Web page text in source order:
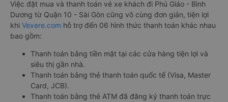
Việc đặt mua và thanh toán vé xe khách đi Phú Giáo - Bình
Dương từ Quận 10 - Sài Gòn cũng vô cùng đơn giản, tiện lợi
khi Vexere.com hỗ trợ đến 06 hình thức thanh toán khác nhau
bao gồm:
Thanh toán bằng tiền mặt tại các cửa hàng tiện lợi và
siêu thị gần nhà.
Thanh toán bằng thẻ thanh toán quốc tế (Visa, Master
Card, JCB).
Thanh toán bằng thẻ ATM đã đăng ký thanh toán trực